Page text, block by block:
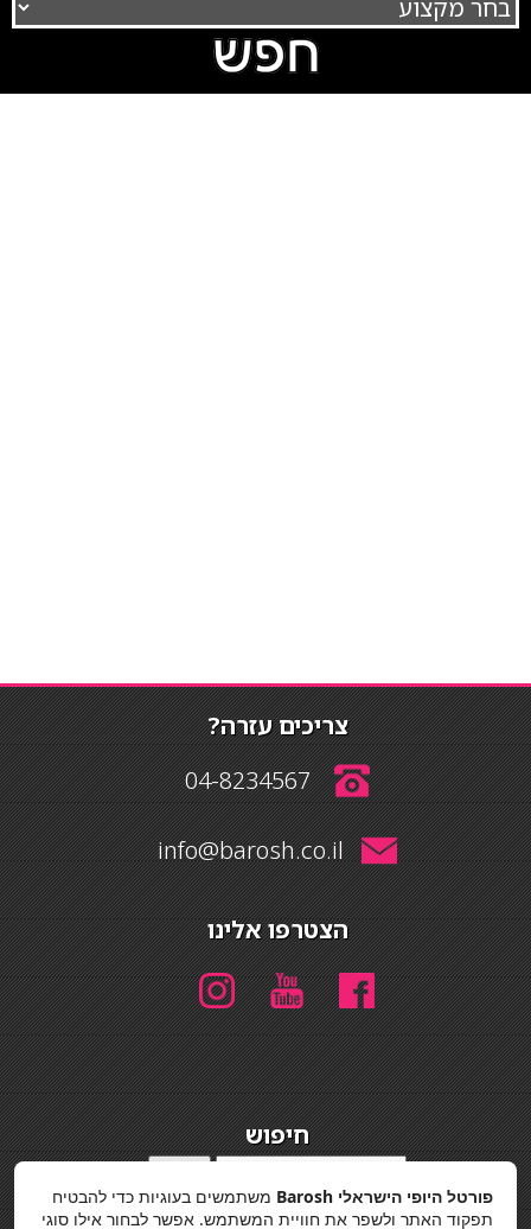
צריכים עזרה?
04-8234567
info@barosh.co.il
הצטרפו אלינו
חיפוש
מדיניות פרטיות
פורטל היופי הישראלי Barosh
משתמשים בעוגיות כדי להבטיח
תפקוד האתר ולשפר את חוויית המשתמש. אפשר לבחור אילו סוגי